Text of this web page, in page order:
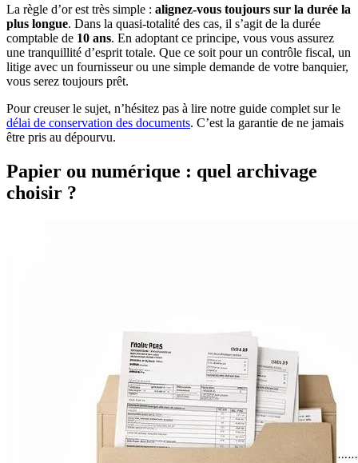
La règle d’or est très simple : alignez-vous toujours sur la durée la
plus longue. Dans la quasi-totalité des cas, il s’agit de la durée
comptable de 10 ans. En adoptant ce principe, vous vous assurez
une tranquillité d’esprit totale. Que ce soit pour un contrôle fiscal, un
litige avec un fournisseur ou une simple demande de votre banquier,
vous serez toujours prêt.
Pour creuser le sujet, n’hésitez pas à lire notre guide complet sur le
délai de conservation des documents. C’est la garantie de ne jamais
être pris au dépourvu.
Papier ou numérique : quel archivage
choisir ?